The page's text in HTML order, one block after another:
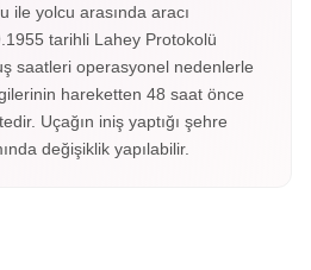
ile yolcu arasında aracı
tarihli Lahey Protokolü
saatleri operasyonel nedenlerle
hareketten 48 saat önce
Uçağın iniş yaptığı şehre
değişiklik yapılabilir.